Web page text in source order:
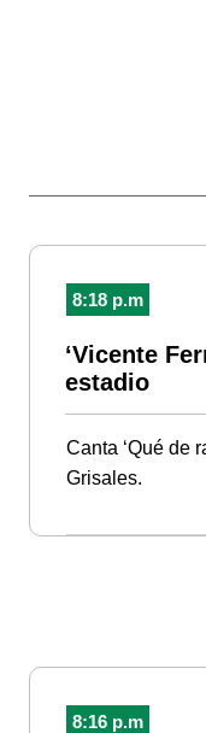
8:18 p.m
‘Vicente
estadio
Canta ‘Qué de
Grisales.
8:16 p.m